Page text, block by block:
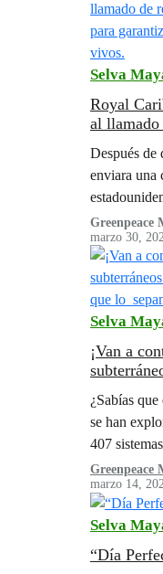
región,
Selva
Royal
al llamado
selva y un
Después de
enviara una
como a su
Adler, con
respecto
Perfect Day
emitió su
Greenpeace
marzo 30,
Selva
¡Van a
¿Sabías
se han
407
kilómetros y
20% de
Greenpeace
marzo 14,
Selva
“Día